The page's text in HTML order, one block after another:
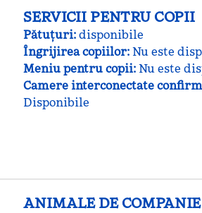
SERVICII PENTRU COPII
Pătuțuri: disponibile
Îngrijirea copiilor: Nu este
Meniu pentru copii: Nu este
Camere interconectate
Disponibile
ANIMALE DE COMPANIE